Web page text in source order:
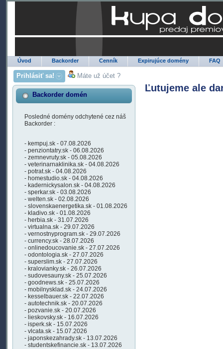
Úvod Backorder Cenník Expirujúce domény FAQ
Prihlásiť sa! Máte už účet ?
Backorder domén
Posledné domény odchytené cez náš
Backorder :
- kempuj.sk - 07.08.2026
- penziontatry.sk - 06.08.2026
- zemnevruty.sk - 05.08.2026
- veterinarnaklinika.sk - 04.08.2026
- potrat.sk - 04.08.2026
- homestudio.sk - 04.08.2026
- kadernickysalon.sk - 04.08.2026
- sperkar.sk - 03.08.2026
- welten.sk - 02.08.2026
- slovenskaenergetika.sk - 01.08.2026
- kladivo.sk - 01.08.2026
- herbia.sk - 31.07.2026
- virtualna.sk - 29.07.2026
- vernostnyprogram.sk - 29.07.2026
- currency.sk - 28.07.2026
- onlinedoucovanie.sk - 27.07.2026
- odontologia.sk - 27.07.2026
- superslim.sk - 27.07.2026
- kralovianky.sk - 26.07.2026
- sudovesauny.sk - 25.07.2026
- goodnews.sk - 25.07.2026
- mobilnysklad.sk - 24.07.2026
- kesselbauer.sk - 22.07.2026
- autotechnik.sk - 20.07.2026
- pozvanie.sk - 20.07.2026
- lieskovsky.sk - 16.07.2026
- isperk.sk - 15.07.2026
- vlcata.sk - 15.07.2026
- japonskezahrady.sk - 13.07.2026
- studentskefinancie.sk - 13.07.2026
Ľutujeme ale